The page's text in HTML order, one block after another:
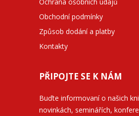
Ochrana osobních údajů
Obchodní podmínky
Způsob dodání a platby
Kontakty
PŘIPOJTE SE K NÁM
Buďte informovaní o našich
novinkách, seminářích,